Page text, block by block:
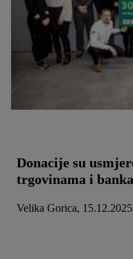
Donacije su
trgovinama i
Velika Gorica, 15.12.2025